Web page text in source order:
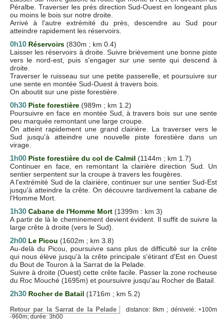
Péralbe. Traverser les prés direction Sud-Ouest en longeant plus
ou moins le bois sur notre droite.
Arrivé à l'autre extrémité du près, descendre au Sud pour
atteindre rapidement les réservoirs.
0h10 Réservoirs (830m ; km 0.4)
Laisser les réservoirs à droite. Suivre brièvement une bonne piste
vers le nord-est, puis s'engager sur une sente qui descend à
droite.
Traverser le ruisseau sur une petite passerelle, et poursuivre sur
une sente en montée Sud-Ouest à travers bois.
On aboutit sur une piste forestière.
0h30 Piste forestière (989m ; km 1.2)
Poursuivre en face en montée Sud, à travers bois sur une sente
peu marquée remontant une large croupe.
On atteint rapidement une grand clairière. La traverser vers le
Sud jusqu'à atteindre une nouvelle piste forestière dans un
virage.
1h00 Piste forestière du col de Calmil (1144m ; km 1.7)
Continuer en face, en remontant la clairière direction Sud. Un
sentier serpentent sur la croupe à travers les fougères.
A l'extrémité Sud de la clairière, continuer sur une sentier Sud-Est
jusqu'à atteindre la crête. On découvre tardivement la cabane de
l'Homme Mort.
1h30 Cabane de l'Homme Mort (1399m : km 3)
A partir de là le cheminement devient évident. Il suffit de suivre la
large crête à droite (vers le Sud).
2h00 Le Picou (1602m ; km 3.8)
Au-delà du Picou, poursuivre sans plus de difficulté sur la crête
qui nous élève jusqu'à la crête principale s'étirant d'Est en Ouest
du Bout de Touron à la Sarrat de la Pelade.
Suivre à droite (Ouest) cette crête facile. Passer la zone rocheuse
du Roc Mouché (1695m) et poursuivre jusqu'au Rocher de Batail.
2h30 Rocher de Batail (1716m ; km 5.2)
Retour par la Sarrat de la Pelade
distance: 8km ; dénivelé: +100m
-960m; durée: 3h00